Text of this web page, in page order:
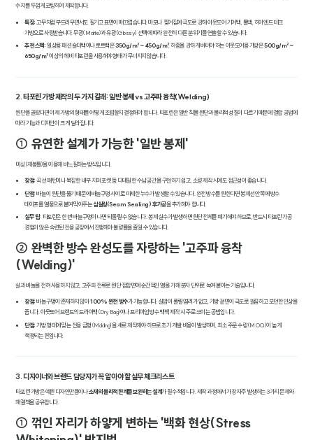
수지를 두껍게 코팅하여 제작합니다.
특징: 고무처럼 부드러우면서도 질기고 표면이 매끄럽습니다. 마모나 찢어짐에 극도로 강해 아웃도어 기어백, 툴백, 하이엔드 테크
가방으로 사랑받습니다. 무광(Matte)과 유광(Glossy) 선택에 따라 완전히 다른 분위기를 연출할 수 있습니다.
추천 스펙: 일상용 패션 숄더백이나 토트백은350g/㎡ ~ 450g/㎡, 하중을 강하게 버텨야 하는 아웃도어용 가방은500g/㎡ ~
650g/㎡이상의 헤비 타포린을 사용해야 형태가 무너지지 않습니다.
2. 타포린 가방 제작의 두 가지 갈래: 일반 봉제 vs 고주파 융착(Welding)
원단을 골랐다면 이제 가방의 형태를 어떻게 조립할지 결정해야 합니다. 타포린은 일반 직물 원단과 물리적 성질이 다르기 때문에 결합 공법에
따라 기능과 디자인이 크게 달라집니다.
① 유연한 설계가 가능한 '일반 봉제'
미싱(재봉틀)을 이용해 바느질하는 방식입니다.
장점: 곡선 패턴이나 복잡한 내부 지퍼 포켓 등 디테일한 수납 공간을 구현하기 쉽고, 소량 제작 시에도 접근성이 좋습니다.
단점: 바늘이 원단을 뚫기 때문에 바늘구멍 사이로 미세한 누수가 발생할 수 있습니다. 완전 방수를 원한다면 봉제선 안쪽에 방수
테이프를 열풍으로 붙여 막아주는심실링(Seam Sealing) 후가공을 추가해야 합니다.
실무 팁: 타포린은 한 번 바늘구멍이 나면 되돌릴 수 없습니다. 봉제 실수가 발생하면 원단 전체를 폐기해야 하므로, 반드시 타포린 가공
경험이 많은 숙련된 전용 공장에서 진행해야 불량률을 줄일 수 있습니다.
② 완벽한 방수 완성도를 자랑하는 '고주파 융착
(Welding)'
실과 바늘을 전혀 사용하지 않고, 고주파 전류로 원단 접합면에 순간적인 열을 가해 분자 단위로 녹여 붙이는 기술입니다.
장점: 바늘구멍이 존재하지 않아100% 완전 방수가 가능합니다. 실밥이 풀릴 염려가 없고, 가방 겉면이 극도로 깔끔하고 모던한 인상을
줍니다. 아웃도어 브랜드의 드라이백(Dry Bag)이나 프리미엄 방수 백팩 제작 시 주로 쓰이는 공법입니다.
단점: 가방 형태에 맞는 전용 금형(Molding)을 새로 제작해야 하므로 초기 개발 비용이 발생하며, 최소 주문 수량(MOQ)이 높게
책정되는 편입니다.
3. 디자이너와 브랜드 담당자가 꼭 알아야 할 실무 체크리스트
타포린 가방은 예쁜 디자인만큼이나소재의 물리적 한계를 보완하는 설계 가 필수적입니다. 제작 과정에서 가장 자주 발생하는 3가지 문제와
해결책을 공유합니다.
① 꺾인 자리가 하얗게 변하는 '백화 현상(Stress